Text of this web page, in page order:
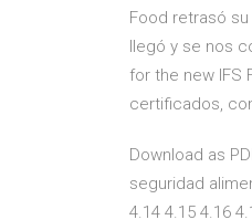
Food retrasó
llegó y se nos
for the new IFS
certificados,
Download as
seguridad
4.14 4.15 4.16